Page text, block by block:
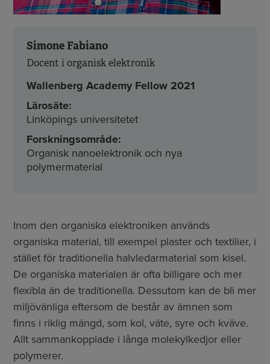
Simone Fabiano
Docent i organisk elektronik
Wallenberg Academy Fellow 2021
Lärosäte:
Linköpings universitetet
Forskningsområde:
Organisk nanoelektronik och nya
polymermaterial
Inom den organiska elektroniken används
organiska material, till exempel plaster och textilier, i
stället för traditionella halvledarmaterial som kisel.
De organiska materialen är ofta billigare och mer
flexibla än de traditionella. Dessutom kan de bli mer
miljövänliga eftersom de består av ämnen som
finns i riklig mängd, som kol, väte, syre och kväve.
Allt sammankopplade i långa molekylkedjor eller
polymerer.